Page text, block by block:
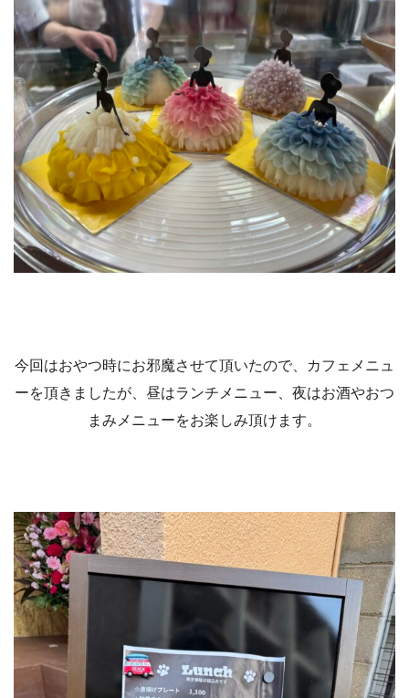
今回はおやつ時にお邪魔させて頂いたので、カフェメニュ
ーを頂きましたが、昼はランチメニュー、夜はお酒やおつ
まみメニューをお楽しみ頂けます。